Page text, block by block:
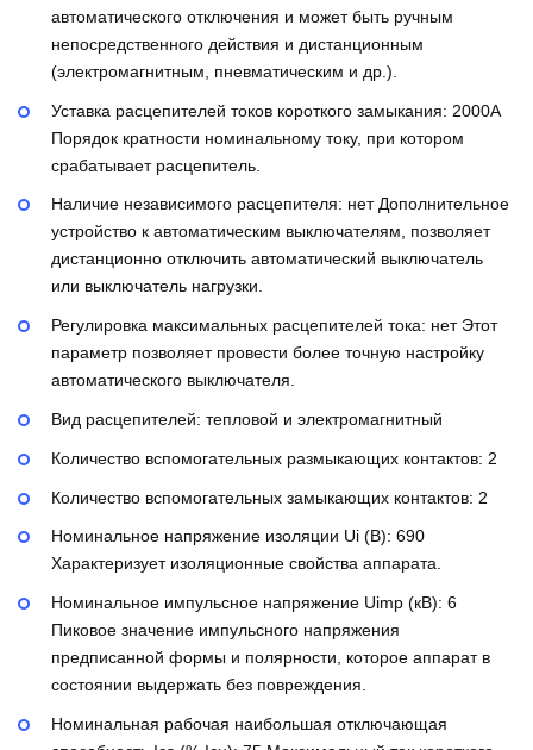
автоматического отключения и может быть ручным
непосредственного действия и дистанционным
(электромагнитным, пневматическим и др.).
Уставка расцепителей токов короткого замыкания: 2000А
Порядок кратности номинальному току, при котором
срабатывает расцепитель.
Наличие независимого расцепителя: нетДополнительное
устройство к автоматическим выключателям, позволяет
дистанционно отключить автоматический выключатель
или выключатель нагрузки.
Регулировка максимальных расцепителей тока: нет Этот
параметр позволяет провести более точную настройку
автоматического выключателя.
Вид расцепителей: тепловой и электромагнитный
Количество вспомогательных размыкающих контактов: 2
Количество вспомогательных замыкающих контактов: 2
Номинальное напряжение изоляции Ui (В): 690
Характеризует изоляционные свойства аппарата.
Номинальное импульсное напряжение Uimp (кВ): 6
Пиковое значение импульсного напряжения
предписанной формы и полярности, которое аппарат в
состоянии выдержать без повреждения.
Номинальная рабочая наибольшая отключающая